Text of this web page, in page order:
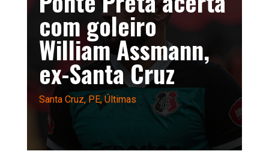
com goleiro
William Assmann,
ex-Santa Cruz
Santa Cruz, PE,Últimas